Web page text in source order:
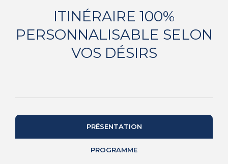
ITINÉRAIRE 100%
PERSONNALISABLE SELON
VOS DÉSIRS
PRÉSENTATION
PROGRAMME